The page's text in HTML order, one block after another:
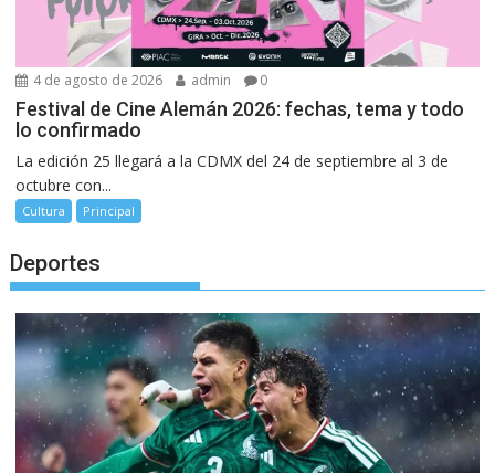
4 de agosto de 2026 admin 0
Festival de Cine Alemán 2026: fechas, tema y todo
lo confirmado
La edición 25 llegará a la CDMX del 24 de septiembre al 3 de
octubre con...
Cultura Principal
Deportes